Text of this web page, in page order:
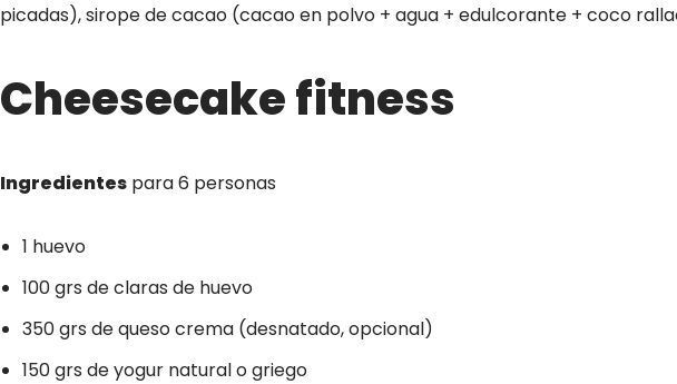
picadas), sirope de cacao (cacao en polvo + agua + edulcorante + coco
Cheesecake fitness
Ingredientes para 6 personas
1 huevo
100 grs de claras de huevo
350 grs de queso crema (desnatado, opcional)
150 grs de yogur natural o griego